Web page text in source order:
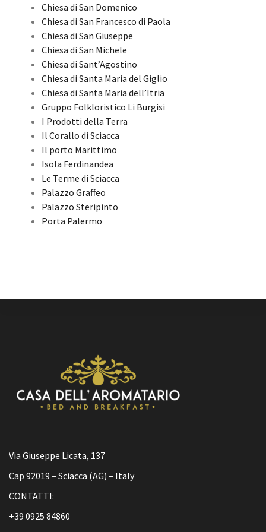
Chiesa di San Domenico
Chiesa di San Francesco di Paola
Chiesa di San Giuseppe
Chiesa di San Michele
Chiesa di Sant’Agostino
Chiesa di Santa Maria del Giglio
Chiesa di Santa Maria dell’Itria
Gruppo Folkloristico Li Burgisi
I Prodotti della Terra
Il Corallo di Sciacca
Il porto Marittimo
Isola Ferdinandea
Le Terme di Sciacca
Palazzo Graffeo
Palazzo Steripinto
Porta Palermo
Via Giuseppe Licata, 137
Cap 92019 – Sciacca (AG) – Italy
CONTATTI:
+39 0925 84860